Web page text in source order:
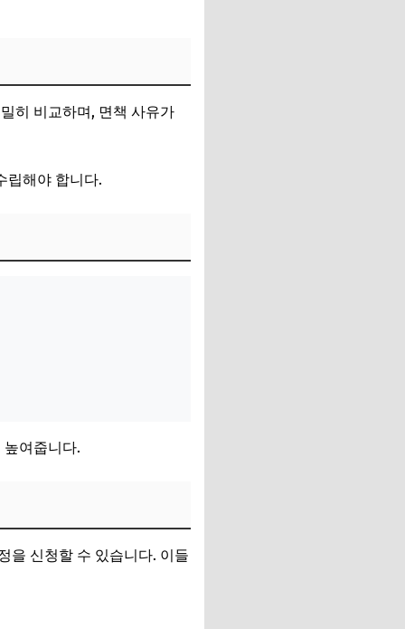
히 비교하며, 면책 사유가
립해야 합니다.
여줍니다.
을 신청할 수 있습니다. 이들